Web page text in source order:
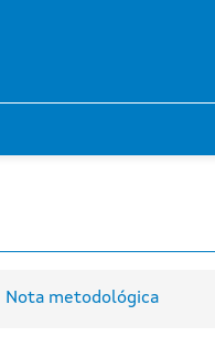
Nota metodológica